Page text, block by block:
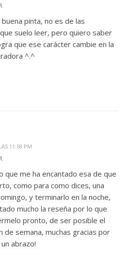
pinta, no es de las
suelo leer, pero quiero saber
que ese carácter cambie en la
^.^
11:58 PM
que me ha encantado esa de que
como para como dices, una
y terminarlo en la noche,
mucho la reseña por lo que
pronto, de ser posible el
de semana, muchas gracias por
abrazo!